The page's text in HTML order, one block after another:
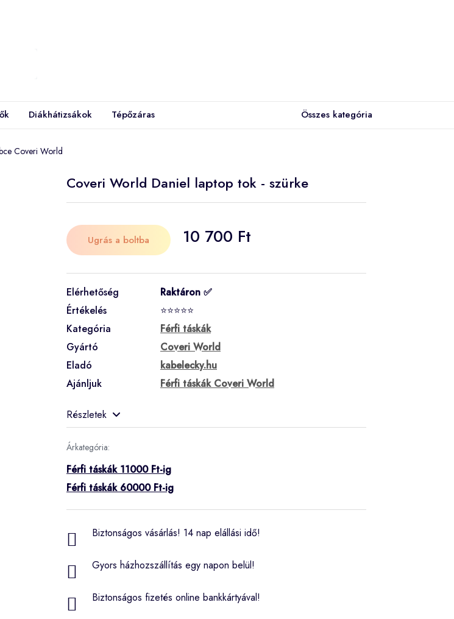
Diákhátizsákok Tépőzáras Összes kategória
Coveri World
Coveri World Daniel laptop tok - szürke
Ugrás a boltba 10 700 Ft
Elérhetőség
Raktáron ✅
Értékelés
⭐⭐⭐⭐⭐
Kategória
Férfi táskák
Gyártó
Coveri World
Eladó
kabelecky.hu
Ajánljuk
Férfi táskák Coveri World
Részletek
Árkategória:
Férfi táskák 11000 Ft-ig
Férfi táskák 60000 Ft-ig
Biztonságos vásárlás! 14 nap elállási idő!
Gyors házhozszállítás egy napon belül!
Biztonságos fizetés online bankkártyával!